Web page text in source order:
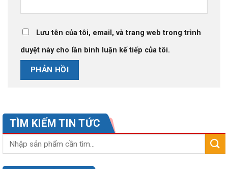
Lưu tên của tôi, email, và trang web trong trình
duyệt này cho lần bình luận kế tiếp của tôi.
TÌM KIẾM TIN TỨC